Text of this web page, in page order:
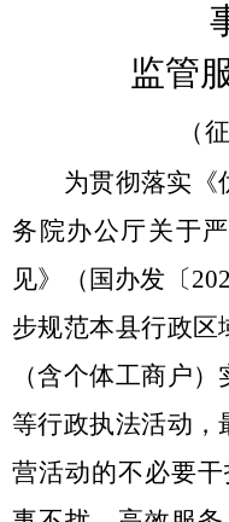
监管
（
为贯彻落实《
务院办公厅关于
见》（国办发〔
步规范本县行政区
（含个体工商户
等行政执法活动，
营活动的不必要